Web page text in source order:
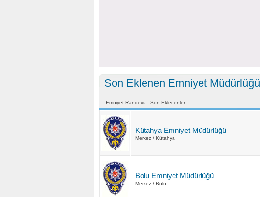
Son Eklenen Emniyet
Emniyet Randevu - Son Eklenenler
Kütahya Emniyet Müdürlüğü
Merkez / Kütahya
Bolu Emniyet Müdürlüğü
Merkez / Bolu